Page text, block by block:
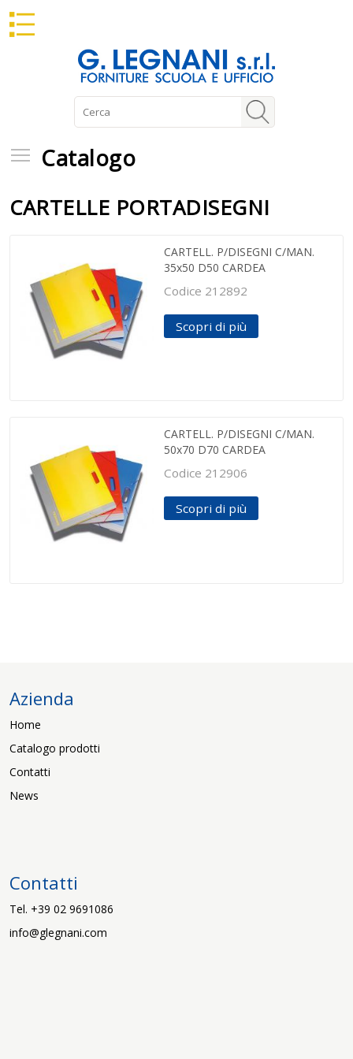
Catalogo
Catalogo
CARTELLE PORTADISEGNI
CARTELL. P/DISEGNI C/MAN.
35x50 D50 CARDEA
Codice 212892
Scopri di più
CARTELL. P/DISEGNI C/MAN.
50x70 D70 CARDEA
Codice 212906
Scopri di più
Azienda
Home
Catalogo prodotti
Contatti
News
Contatti
Tel. +39 02 9691086
info@glegnani.com